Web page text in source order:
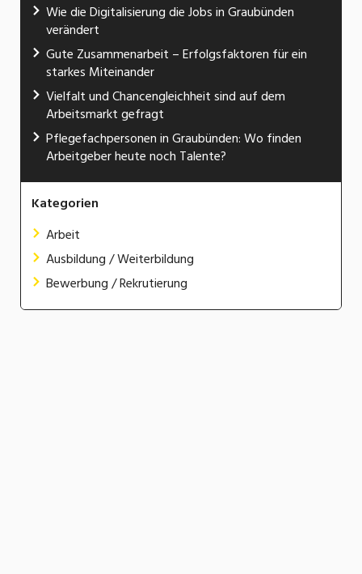
Wie die Digitalisierung die Jobs in Graubünden
verändert
Gute Zusammenarbeit – Erfolgsfaktoren für ein
starkes Miteinander
Vielfalt und Chancengleichheit sind auf dem
Arbeitsmarkt gefragt
Pflegefachpersonen in Graubünden: Wo finden
Arbeitgeber heute noch Talente?
Kategorien
Arbeit
Ausbildung / Weiterbildung
Bewerbung / Rekrutierung